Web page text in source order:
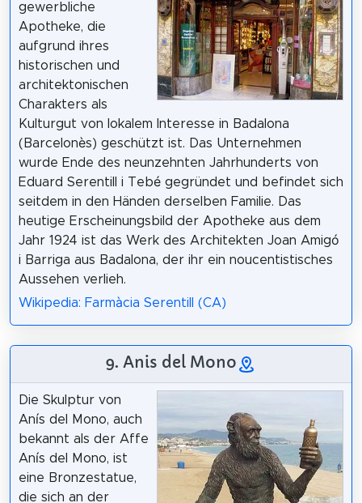
gewerbliche
Apotheke, die
aufgrund ihres
historischen und
architektonischen
Charakters als
Kulturgut von lokalem Interesse in Badalona
(Barcelonès) geschützt ist. Das Unternehmen
wurde Ende des neunzehnten Jahrhunderts von
Eduard Serentill i Tebé gegründet und befindet sich
seitdem in den Händen derselben Familie. Das
heutige Erscheinungsbild der Apotheke aus dem
Jahr 1924 ist das Werk des Architekten Joan Amigó
i Barriga aus Badalona, der ihr ein noucentistisches
Aussehen verlieh.
Wikipedia: Farmàcia Serentill (CA)
9. Anis del Mono
Die Skulptur von
Anís del Mono, auch
bekannt als der Affe
Anís del Mono, ist
eine Bronzestatue,
die sich an der